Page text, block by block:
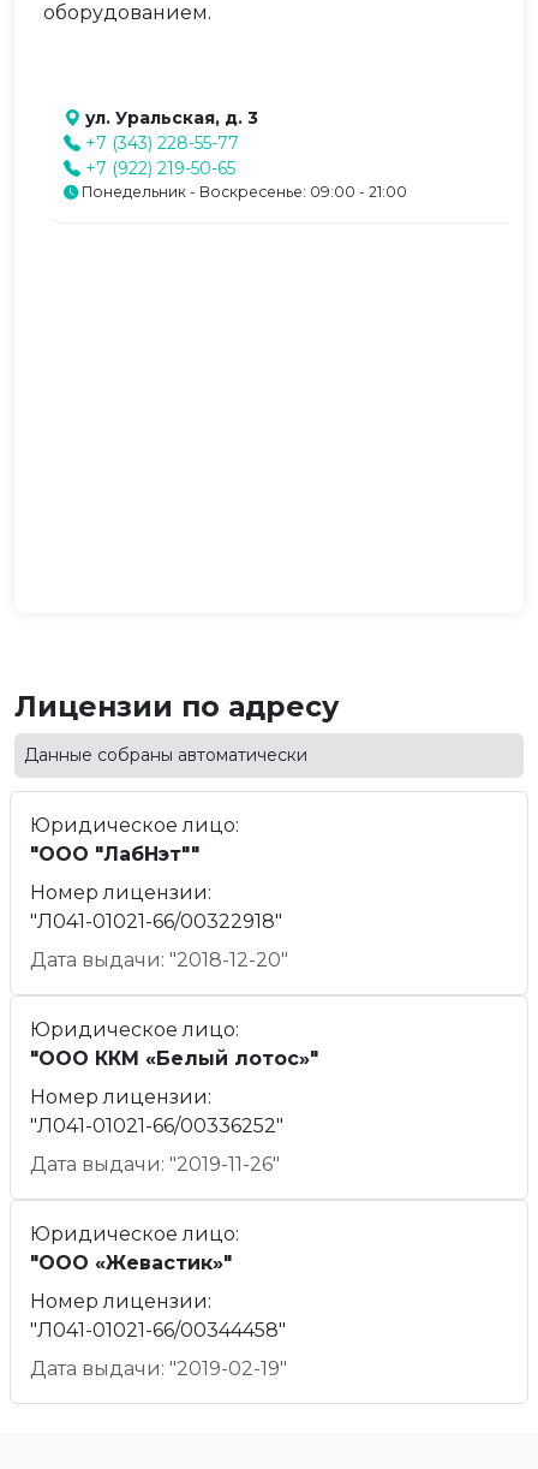
оборудованием.
ул. Уральская, д. 3
+7 (343) 228-55-77
+7 (922) 219-50-65
Понедельник - Воскресенье: 09:00 - 21:00
Лицензии по адресу
Данные собраны автоматически
Юридическое лицо:
"ООО "ЛабНэт""
Номер лицензии:
"Л041-01021-66/00322918"
Дата выдачи: "2018-12-20"
Юридическое лицо:
"ООО ККМ «Белый лотос»"
Номер лицензии:
"Л041-01021-66/00336252"
Дата выдачи: "2019-11-26"
Юридическое лицо:
"ООО «Жевастик»"
Номер лицензии:
"Л041-01021-66/00344458"
Дата выдачи: "2019-02-19"